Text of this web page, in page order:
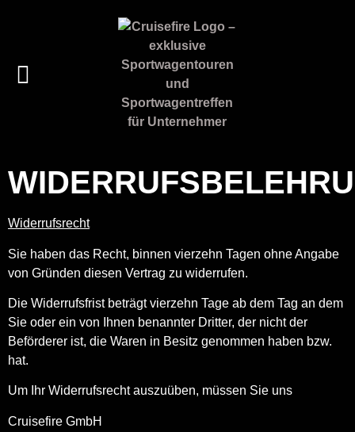
Widerrufsrecht
Sie haben das Recht, binnen vierzehn Tagen ohne Angabe
von Gründen diesen Vertrag zu widerrufen.
Die Widerrufsfrist beträgt vierzehn Tage ab dem Tag an dem
Sie oder ein von Ihnen benannter Dritter, der nicht der
Beförderer ist, die Waren in Besitz genommen haben bzw.
hat.
Um Ihr Widerrufsrecht auszuüben, müssen Sie uns
Cruisefire GmbH